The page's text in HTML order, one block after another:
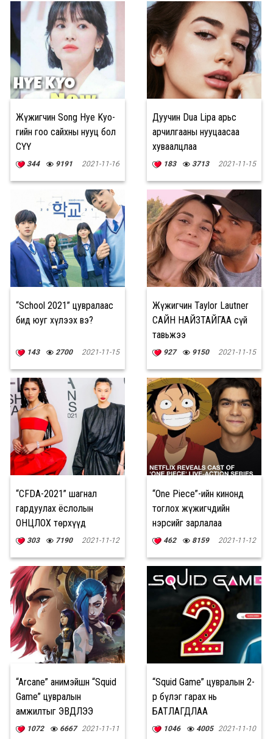
Жүжигчин Song Hye Kyo-
гийн гоо сайхны нууц бол
СҮҮ
344 9191 2021-11-16
Дуучин Dua Lipa арьс
арчилгааны нууцаасаа
хуваалцлаа
183 3713 2021-11-15
“School 2021” цувралаас
бид юуг хүлээх вэ?
143 2700 2021-11-15
Жүжигчин Taylor Lautner
САЙН НАЙЗТАЙГАА сүй
тавьжээ
927 9150 2021-11-15
“CFDA-2021” шагнал
гардуулах ёслолын
ОНЦЛОХ төрхүүд
303 7190 2021-11-12
“One Piece”-ийн кинонд
тоглох жүжигчдийн
нэрсийг зарлалаа
462 8159 2021-11-12
“Arcane” анимэйшн “Squid
Game” цувралын
амжилтыг ЭВДЛЭЭ
1072 6667 2021-11-11
“Squid Game” цувралын 2-
р бүлэг гарах нь
БАТЛАГДЛАА
1046 4005 2021-11-10